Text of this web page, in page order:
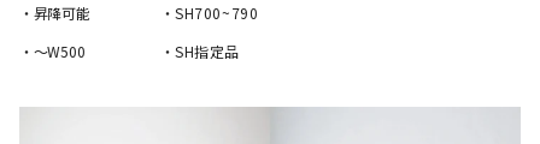
・昇降可能
・〜W500
・SH700~790
・SH指定品